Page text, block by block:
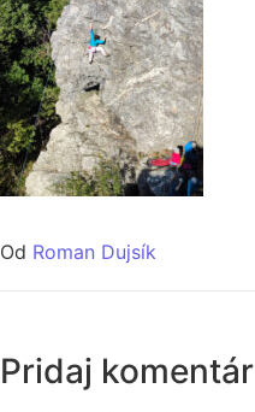
Od Roman Dujsík
Pridaj komentár